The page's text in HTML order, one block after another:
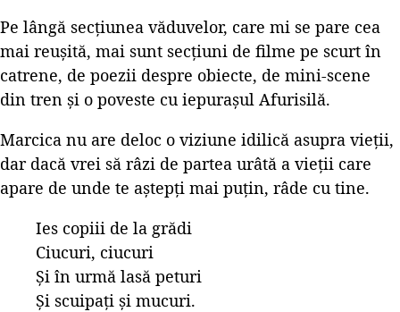
Pe lângă secțiunea văduvelor, care mi se pare cea
mai reușită, mai sunt secțiuni de filme pe scurt în
catrene, de poezii despre obiecte, de mini-scene
din tren și o poveste cu iepurașul Afurisilă.
Marcica nu are deloc o viziune idilică asupra vieții,
dar dacă vrei să râzi de partea urâtă a vieții care
apare de unde te aștepți mai puțin, râde cu tine.
Ies copiii de la grădi
Ciucuri, ciucuri
Și în urmă lasă peturi
Și scuipați și mucuri.